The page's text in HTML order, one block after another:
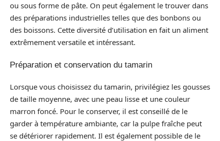
ou sous forme de pâte. On peut également le trouver dans
des préparations industrielles telles que des bonbons ou
des boissons. Cette diversité d’utilisation en fait un aliment
extrêmement versatile et intéressant.
Préparation et conservation du tamarin
Lorsque vous choisissez du tamarin, privilégiez les gousses
de taille moyenne, avec une peau lisse et une couleur
marron foncé. Pour le conserver, il est conseillé de le
garder à température ambiante, car la pulpe fraîche peut
se détériorer rapidement. Il est également possible de le